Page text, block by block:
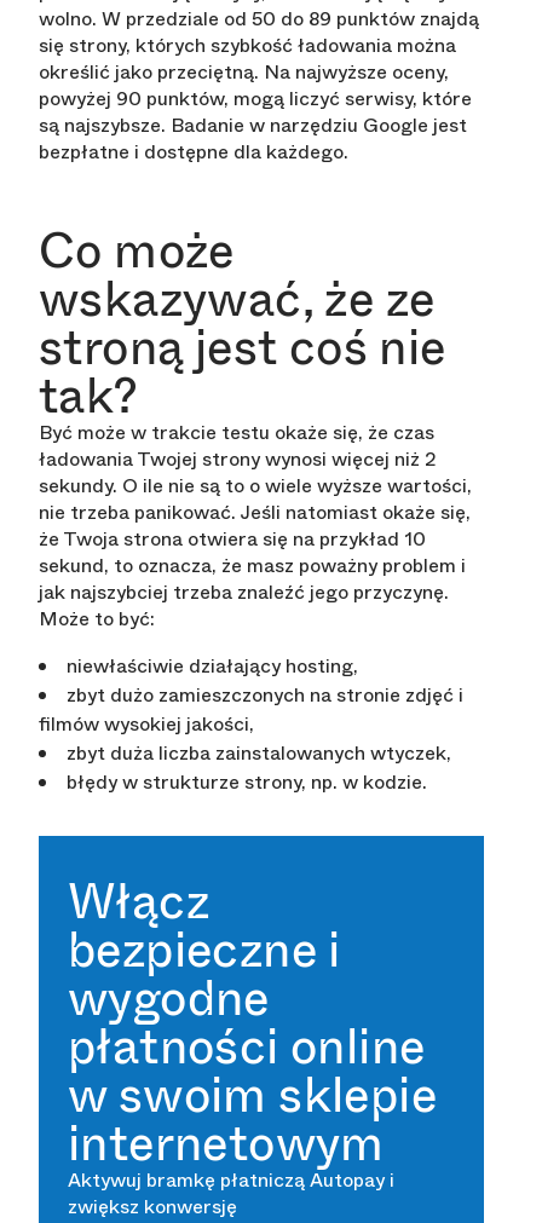
wolno. W przedziale od 50 do 89 punktów znajdą
się strony, których szybkość ładowania można
określić jako przeciętną. Na najwyższe oceny,
powyżej 90 punktów, mogą liczyć serwisy, które
są najszybsze. Badanie w narzędziu Google jest
bezpłatne i dostępne dla każdego.
Co może
wskazywać, że ze
stroną jest coś nie
tak?
Być może w trakcie testu okaże się, że czas
ładowania Twojej strony wynosi więcej niż 2
sekundy. O ile nie są to o wiele wyższe wartości,
nie trzeba panikować. Jeśli natomiast okaże się,
że Twoja strona otwiera się na przykład 10
sekund, to oznacza, że masz poważny problem i
jak najszybciej trzeba znaleźć jego przyczynę.
Może to być:
niewłaściwie działający hosting,
zbyt dużo zamieszczonych na stronie zdjęć i
filmów wysokiej jakości,
zbyt duża liczba zainstalowanych wtyczek,
błędy w strukturze strony, np. w kodzie.
Włącz
bezpieczne i
wygodne
płatności online
w swoim sklepie
internetowym
Aktywuj bramkę płatniczą Autopay i
zwiększ konwersję